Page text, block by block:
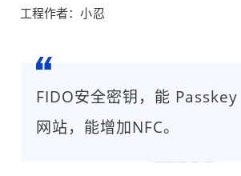
工程作者： 小忍
FIDO安全密钥，能
网站，能增加NFC。